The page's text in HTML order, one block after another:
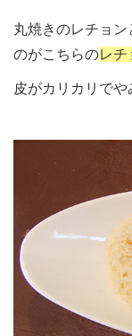
丸焼きのレチョ
のがこちらのレチ
皮がカリカリでや